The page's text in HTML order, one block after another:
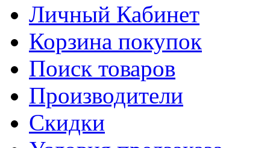
Личный Кабинет
Корзина покупок
Поиск товаров
Производители
Скидки